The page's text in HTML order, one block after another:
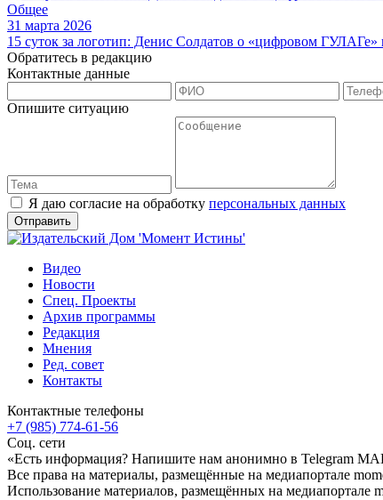
Общее
31 марта 2026
15 суток за логотип: Денис Солдатов о «цифровом ГУЛАГе»
Обратитесь в редакцию
Контактные данные
Опишите ситуацию
Я даю согласие на обработку персональных данных
Видео
Новости
Спец. Проекты
Архив программы
Редакция
Мнения
Ред. совет
Контакты
Контактные телефоны
+7 (985) 774-61-56
Соц. сети
«Есть информация? Напишите нам анонимно в Telegram
Все права на материалы, размещённые на медиапортале
Использование материалов, размещённых на медиапортале